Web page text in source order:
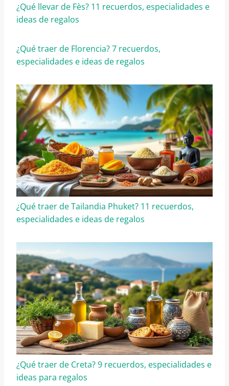
¿Qué llevar de Fès? 11 recuerdos, especialidades e
ideas de regalos
¿Qué traer de Florencia? 7 recuerdos,
especialidades e ideas de regalos
¿Qué traer de Tailandia Phuket? 11 recuerdos,
especialidades e ideas de regalos
¿Qué traer de Creta? 9 recuerdos, especialidades e
ideas para regalos